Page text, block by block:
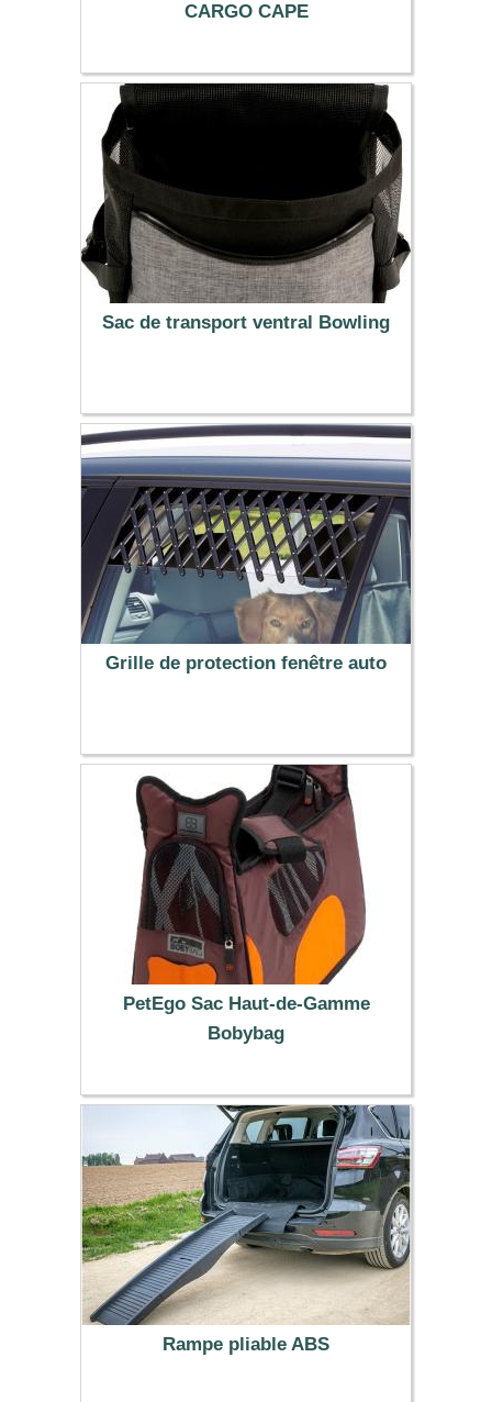
CARGO CAPE
69.90 €
Sac de transport ventral Bowling
41.95 €
Grille de protection fenêtre auto
4.99 €
PetEgo Sac Haut-de-Gamme
Bobybag
119.99 €
Rampe pliable ABS